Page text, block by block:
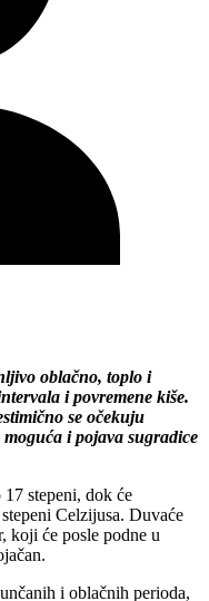
oblačno, toplo i
i povremene kiše.
se očekuju
i pojava sugradice
17 stepeni, dok će
Celzijusa. Duvaće
koji će posle podne u
i oblačnih perioda,